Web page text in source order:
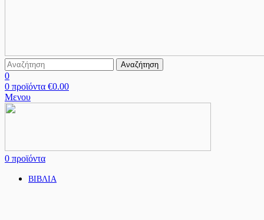
Αναζήτηση
0
0 προϊόντα €0.00
Μενου
0 προϊόντα
ΒΙΒΛΙΑ